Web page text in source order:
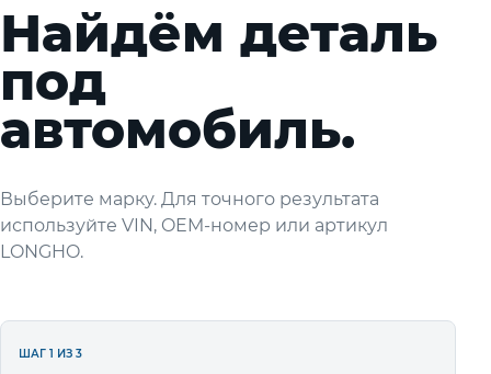
Найдём деталь
под
автомобиль.
Выберите марку. Для точного результата
используйте VIN, OEM-номер или артикул
LONGHO.
ШАГ 1 ИЗ 3